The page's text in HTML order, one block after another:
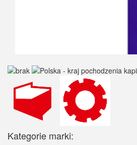
Kategorie marki: